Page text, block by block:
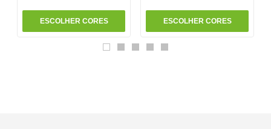
ESCOLHER CORES ESCOLHER CORES